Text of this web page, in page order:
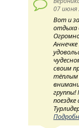
07 июня
Вот и
отдыха
своим
поездке